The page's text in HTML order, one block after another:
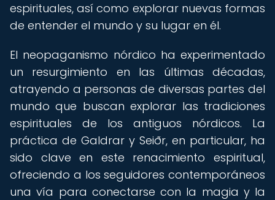
espirituales, así como explorar nuevas formas
de entender el mundo y su lugar en él.
El neopaganismo nórdico ha experimentado
un resurgimiento en las últimas décadas,
atrayendo a personas de diversas partes del
mundo que buscan explorar las tradiciones
espirituales de los antiguos nórdicos. La
práctica de Galdrar y Seiðr, en particular, ha
sido clave en este renacimiento espiritual,
ofreciendo a los seguidores contemporáneos
una vía para conectarse con la magia y la